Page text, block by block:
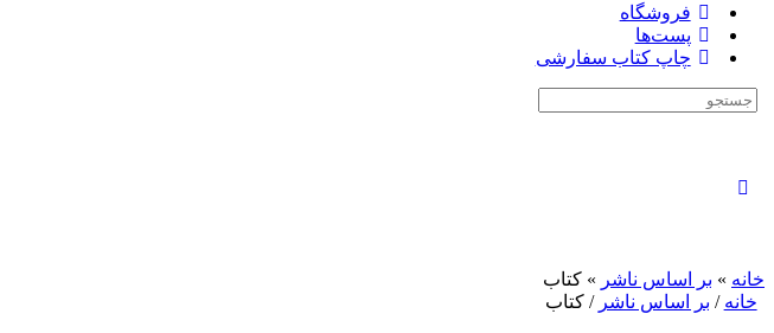
فروشگاه
پست‌ها
چاپ کتاب سفارشی
جستجوی:
خانه » بر اساس ناشر » کتاب
خانه / بر اساس ناشر / کتاب